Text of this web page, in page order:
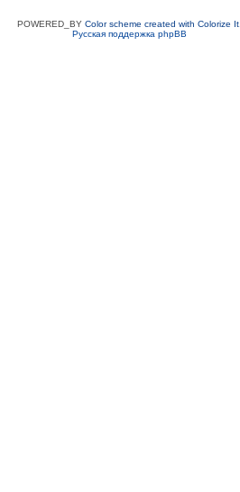
POWERED_BY Color scheme created with Colorize It.
Русская поддержка phpBB